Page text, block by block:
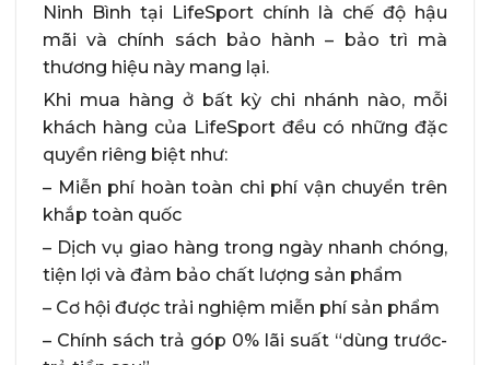
Ninh Bình tại LifeSport chính là chế độ hậu
mãi và chính sách bảo hành – bảo trì mà
thương hiệu này mang lại.
Khi mua hàng ở bất kỳ chi nhánh nào, mỗi
khách hàng của LifeSport đều có những đặc
quyền riêng biệt như:
– Miễn phí hoàn toàn chi phí vận chuyển trên
khắp toàn quốc
– Dịch vụ giao hàng trong ngày nhanh chóng,
tiện lợi và đảm bảo chất lượng sản phẩm
– Cơ hội được trải nghiệm miễn phí sản phẩm
– Chính sách trả góp 0% lãi suất “dùng trước-